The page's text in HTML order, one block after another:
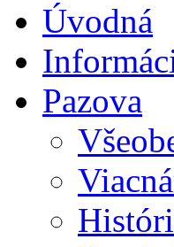
Úvodná
Pazova